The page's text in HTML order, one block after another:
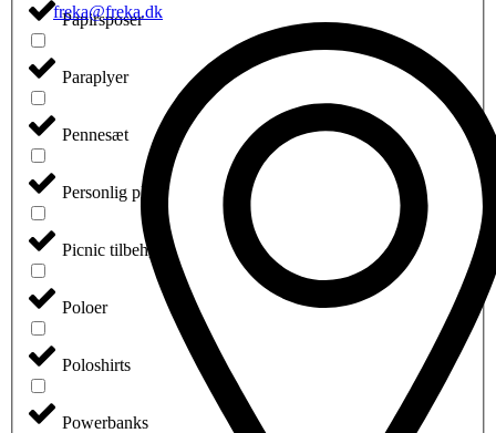
Papirsposer
Paraplyer
Pennesæt
Personlig pleje
Picnic tilbehør
Poloer
Poloshirts
Powerbanks
freka@freka.dk